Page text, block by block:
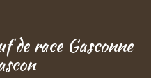
de race Gasconne